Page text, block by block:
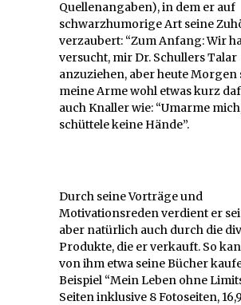
Quellenangaben), in dem er auf
schwarzhumorige Art seine
verzaubert: “Zum Anfang: Wir
versucht, mir Dr. Schullers Talar
anzuziehen, aber heute Morgen
meine Arme wohl etwas kurz
auch Knaller wie: “Umarme
schüttele keine Hände”.
Durch seine Vorträge und
Motivationsreden verdient er
aber natürlich auch durch die
Produkte, die er verkauft. So
von ihm etwa seine Bücher
Beispiel “Mein Leben ohne
Seiten inklusive 8 Fotoseiten,